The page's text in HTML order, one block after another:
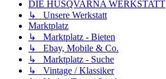
DIE HUSQVARNA WERKSTATT
↳ Unsere Werkstatt
Marktplatz
↳ Marktplatz - Bieten
↳ Ebay, Mobile & Co.
↳ Marktplatz - Suche
↳ Vintage / Klassiker